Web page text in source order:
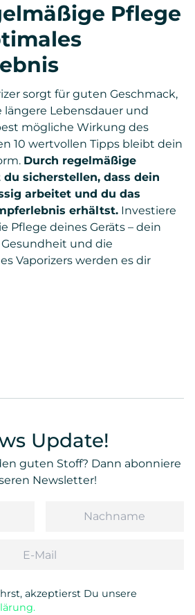
Pflege
sorgt für guten Geschmack,
Lebensdauer und
mögliche Wirkung des
10 wertvollen Tipps bleibt dein
Durch regelmäßige
sicherstellen, dass dein
arbeitet und du das
erhältst. Investiere
Pflege deines Geräts – dein
und die
Vaporizers werden es dir
Update!
guten Stoff? Dann abonniere
Newsletter!
akzeptierst Du unsere